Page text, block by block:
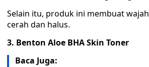
Selain itu, produk ini membuat
cerah dan halus.
3. Benton Aloe BHA Skin Toner
Baca Juga: